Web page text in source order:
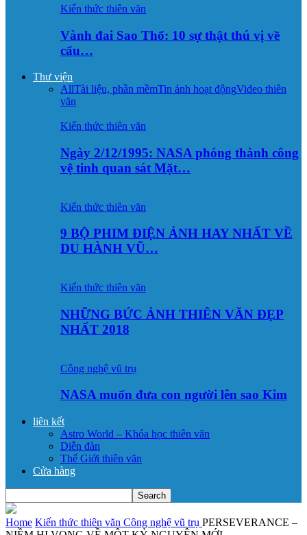
Kiến thức thiên văn
Vành đai Sao Thổ: 10 sự thật thú vị về
cấu…
Thư viện
AllTài liệu, phần mềmTin ảnh hoạt độngVideo thiên
văn
Kiến thức thiên văn
Ngày 2/12/1995: NASA phóng thành công
vệ tinh quan sát Mặt…
Kiến thức thiên văn
9 BỘ PHIM ĐIỆN ẢNH HAY NHẤT VỀ
DU HÀNH VŨ…
Kiến thức thiên văn
NHỮNG BỨC ẢNH THIÊN VĂN ĐẸP
NHẤT 2018
Công nghệ vũ trụ
NASA muốn đưa con người lên sao Kim
liên kết
Astro World – Khóa học thiên văn
Diễn đàn
Thế Giới thiên văn
Cửa hàng
Home Kiến thức thiên văn Công nghệ vũ trụ PERSEVERANCE –